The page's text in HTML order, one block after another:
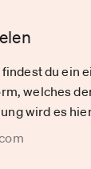
du ein
welches
wird es